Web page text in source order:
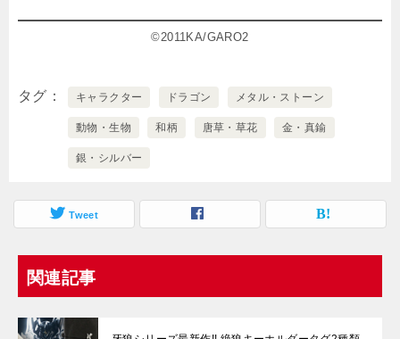
©2011KA/GARO2
タグ キャラクター ドラゴン メタル・ストーン
動物・生物 和柄 唐草・草花 金・真鍮
銀・シルバー
Tweet
関連記事